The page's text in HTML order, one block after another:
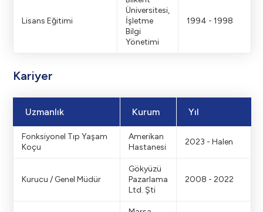
Lisans Eğitimi
Üniversitesi,
İşletme
Bilgi
Yönetimi
1994 - 1998
Kariyer
Uzmanlık Kurum Yıl
Fonksiyonel Tıp Yaşam
Koçu
Amerikan
Hastanesi
2023 - Halen
Kurucu / Genel Müdür
Gökyüzü
Pazarlama
Ltd. Şti
2008 - 2022